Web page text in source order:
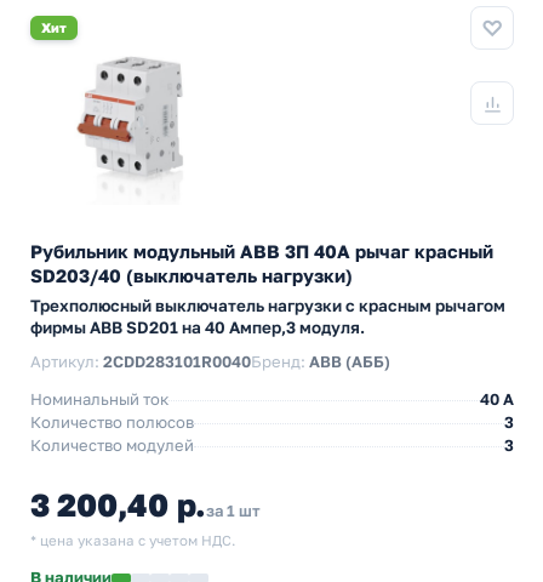
Хит
Рубильник модульный ABB 3П 40А рычаг красный
SD203/40 (выключатель нагрузки)
Трехполюсный выключатель нагрузки с красным рычагом
фирмы ABB SD201 на 40 Ампер,3 модуля.
Артикул: 2CDD283101R0040Бренд: ABB (АББ)
Номинальный ток
40 A
Количество полюсов
3
Количество модулей
3
3 200,40 р.за 1 шт
* цена указана с учетом НДС.
В наличии